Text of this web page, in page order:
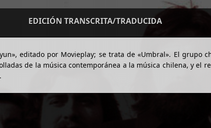
EDICIÓN TRANSCRITA/TRADUCIDA
editado por Movieplay; se trata de «Umbral». El grupo
de la música contemporánea a la música chilena, y el